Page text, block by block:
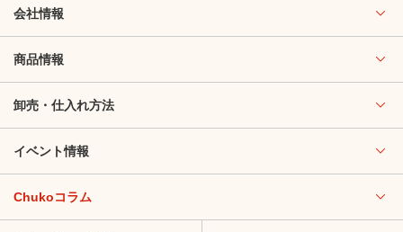
会社情報
商品情報
卸売・仕入れ方法
イベント情報
Chukoコラム